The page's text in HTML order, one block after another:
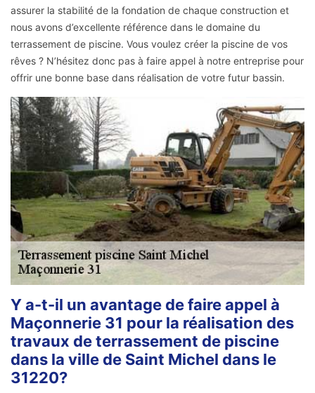
assurer la stabilité de la fondation de chaque construction et
nous avons d’excellente référence dans le domaine du
terrassement de piscine. Vous voulez créer la piscine de vos
rêves ? N’hésitez donc pas à faire appel à notre entreprise pour
offrir une bonne base dans réalisation de votre futur bassin.
Y a-t-il un avantage de faire appel à
Maçonnerie 31 pour la réalisation des
travaux de terrassement de piscine
dans la ville de Saint Michel dans le
31220?